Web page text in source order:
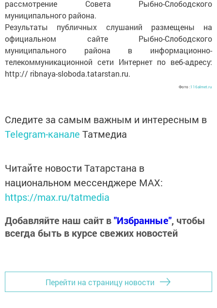
рассмотрение Совета Рыбно-Слободского
муниципального района.
Результаты публичных слушаний размещены на
официальном сайте Рыбно-Слободского
муниципального района в информационно-
телекоммуникационной сети Интернет по веб-адресу:
http:// ribnaya-sloboda.tatarstan.ru.
Фото :116almet.ru
Следите за самым важным и интересным в
Telegram-канале Татмедиа
Читайте новости Татарстана в
национальном мессенджере MАХ:
https://max.ru/tatmedia
Добавляйте наш сайт в"Избранные", чтобы
всегда быть в курсе свежих новостей
Перейти на страницу новости